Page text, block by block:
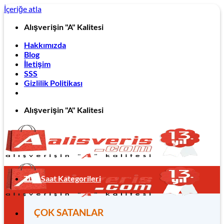
İçeriğe atla
Alışverişin "A" Kalitesi
Hakkımızda
Blog
İletişim
SSS
Gizlilik Politikası
Alışverişin "A" Kalitesi
Tüm Saat Kategorileri
ÇOK SATANLAR